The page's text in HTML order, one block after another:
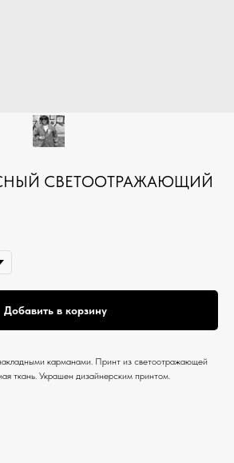
СВЕТООТРАЖАЮЩИЙ
Добавить в корзину
карманами. Принт из светоотражающей
ткань. Украшен дизайнерским принтом.